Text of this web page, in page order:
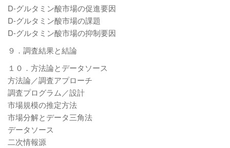
D-グルタミン酸市場の促進要因
D-グルタミン酸市場の課題
D-グルタミン酸市場の抑制要因
９．調査結果と結論
１０．方法論とデータソース
方法論／調査アプローチ
調査プログラム／設計
市場規模の推定方法
市場分解とデータ三角法
データソース
二次情報源